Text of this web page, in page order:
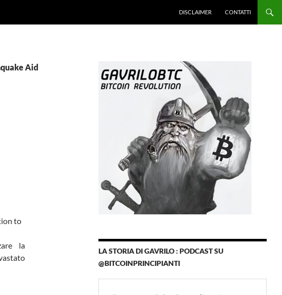
DISCLAIMER CONTATTI
Aid
la
LA STORIA DI GAVRILO : PODCAST SU
@BITCOINPRINCIPIANTI